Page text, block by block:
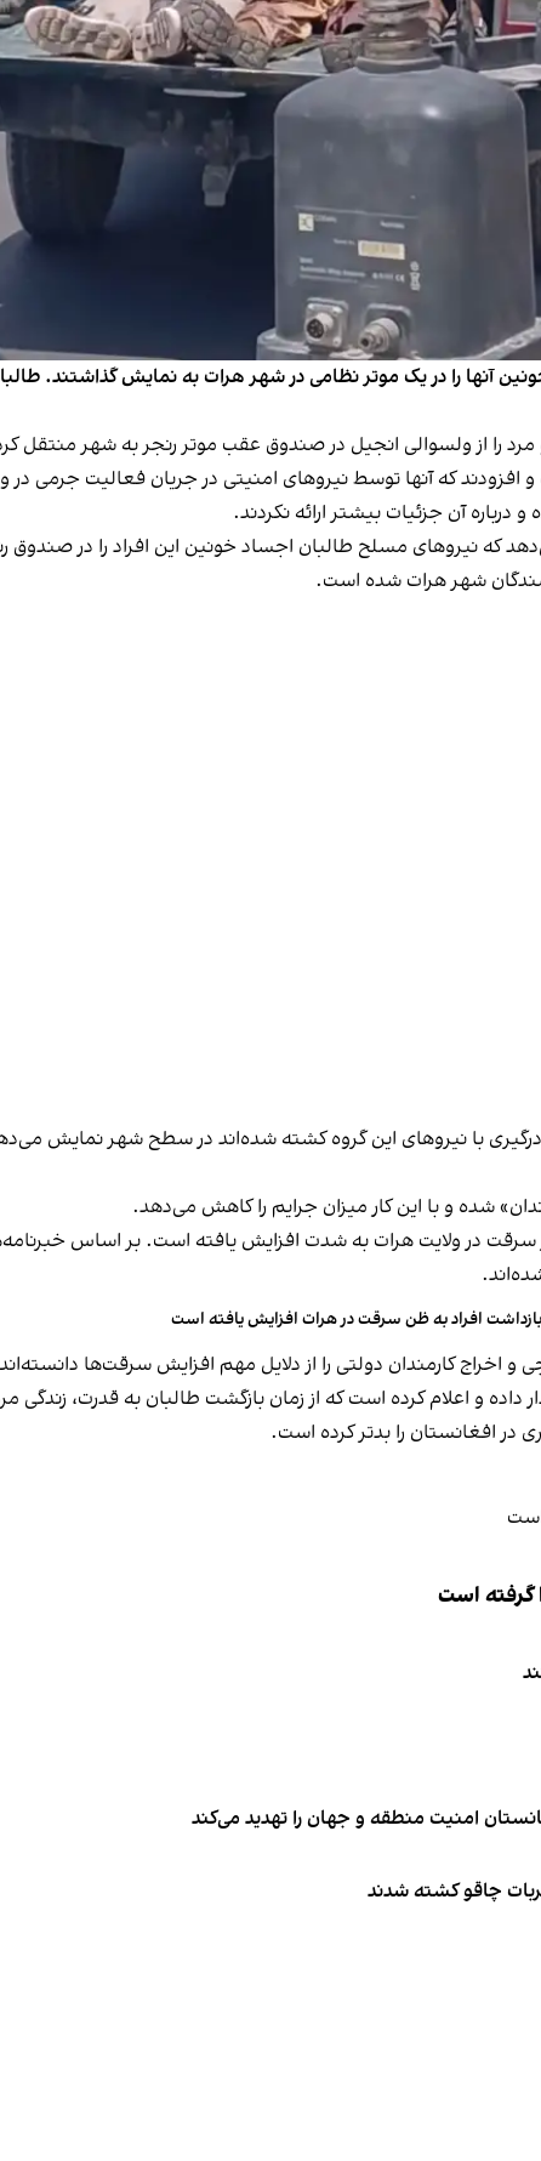
آنها را در یک موتر نظامی در شهر هرات به نمایش گذاشتند.
و افزودند که آنها توسط نیروهای امنیتی در جریان فعالیت جرمی
آن جزئیات بیشتر ارائه نکردند.
که نیروهای مسلح طالبان اجساد خونین این افراد را در صندوق
شهر هرات شده است.
با نیروهای این گروه کشته شده‌اند در سطح شهر نمایش
شده و با این کار میزان جرایم را کاهش می‌دهد.
سرقت در ولایت هرات به شدت افزایش یافته است. بر اساس
بازداشت افراد به ظن سرقت در هرات افزایش یافته است
کارمندان دولتی را از دلایل مهم افزایش سرقت‌ها
داده و اعلام کرده است که از زمان بازگشت طالبان به قدرت،
افغانستان را بدتر کرده است.
گرفته است
امنیت منطقه و جهان را تهدید می‌کند
چاقو کشته شدند